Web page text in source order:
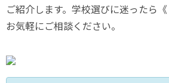
ご紹介します。学校選びに迷ったら《
お気軽にご相談ください。